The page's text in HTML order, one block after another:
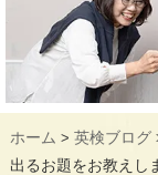
クラス紹介 CLASS
先生紹介
ギャラリー
教室概要
ホーム > 英検ブログ
出るお題をお教えし